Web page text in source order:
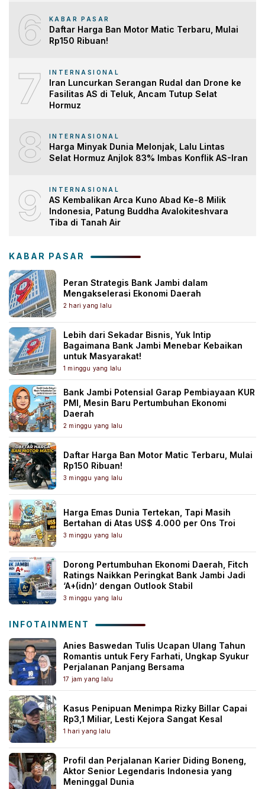
6 KABAR PASAR
Daftar Harga Ban Motor Matic Terbaru, Mulai
Rp150 Ribuan!
7 INTERNASIONAL
Iran Luncurkan Serangan Rudal dan Drone ke
Fasilitas AS di Teluk, Ancam Tutup Selat
Hormuz
8 INTERNASIONAL
Harga Minyak Dunia Melonjak, Lalu Lintas
Selat Hormuz Anjlok 83% Imbas Konflik AS-Iran
9 INTERNASIONAL
AS Kembalikan Arca Kuno Abad Ke-8 Milik
Indonesia, Patung Buddha Avalokiteshvara
Tiba di Tanah Air
KABAR PASAR
Peran Strategis Bank Jambi dalam
Mengakselerasi Ekonomi Daerah
2 hari yang lalu
Lebih dari Sekadar Bisnis, Yuk Intip
Bagaimana Bank Jambi Menebar Kebaikan
untuk Masyarakat!
1 minggu yang lalu
Bank Jambi Potensial Garap Pembiayaan KUR
PMI, Mesin Baru Pertumbuhan Ekonomi
Daerah
2 minggu yang lalu
Daftar Harga Ban Motor Matic Terbaru, Mulai
Rp150 Ribuan!
3 minggu yang lalu
Harga Emas Dunia Tertekan, Tapi Masih
Bertahan di Atas US$ 4.000 per Ons Troi
3 minggu yang lalu
Dorong Pertumbuhan Ekonomi Daerah, Fitch
Ratings Naikkan Peringkat Bank Jambi Jadi
‘A+(idn)’ dengan Outlook Stabil
3 minggu yang lalu
INFOTAINMENT
Anies Baswedan Tulis Ucapan Ulang Tahun
Romantis untuk Fery Farhati, Ungkap Syukur
Perjalanan Panjang Bersama
17 jam yang lalu
Kasus Penipuan Menimpa Rizky Billar Capai
Rp3,1 Miliar, Lesti Kejora Sangat Kesal
1 hari yang lalu
Profil dan Perjalanan Karier Diding Boneng,
Aktor Senior Legendaris Indonesia yang
Meninggal Dunia